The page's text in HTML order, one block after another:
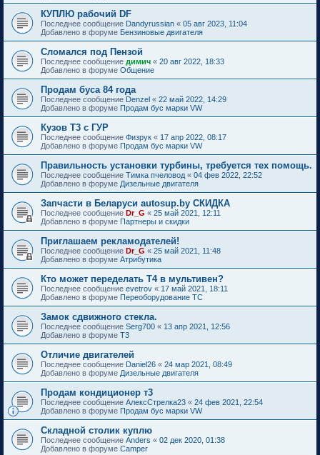
КУПЛЮ рабочий DF
Последнее сообщение Dandyrussian « 05 авг 2023, 11:04
Добавлено в форуме Бензиновые двигателя
Сломался под Пензой
Последнее сообщение димич « 20 авг 2022, 18:33
Добавлено в форуме Общение
Продам буса 84 года
Последнее сообщение Denzel « 22 май 2022, 14:29
Добавлено в форуме Продам бус марки VW
Кузов Т3 с ГУР
Последнее сообщение Физрук « 17 апр 2022, 08:17
Добавлено в форуме Продам бус марки VW
Правильность установки турбины, требуется тех помощь.
Последнее сообщение Тимка пчеловод « 04 фев 2022, 22:52
Добавлено в форуме Дизельные двигателя
Запчасти в Беларуси autosup.by СКИДКА
Последнее сообщение Dr_G « 25 май 2021, 12:11
Добавлено в форуме Партнеры и скидки
Приглашаем рекламодателей!
Последнее сообщение Dr_G « 25 май 2021, 11:48
Добавлено в форуме Атрибутика
Кто может переделать Т4 в мультивен?
Последнее сообщение evetrov « 17 май 2021, 18:11
Добавлено в форуме Переоборудование ТС
Замок сдвижного стекла.
Последнее сообщение Serg700 « 13 апр 2021, 12:56
Добавлено в форуме T3
Отличие двигателей
Последнее сообщение Daniel26 « 24 мар 2021, 08:49
Добавлено в форуме Дизельные двигателя
Продам кондиционер т3
Последнее сообщение АлексСтрелка23 « 24 фев 2021, 22:54
Добавлено в форуме Продам бус марки VW
Складной столик куплю
Последнее сообщение Anders « 02 дек 2020, 01:38
Добавлено в форуме Camper